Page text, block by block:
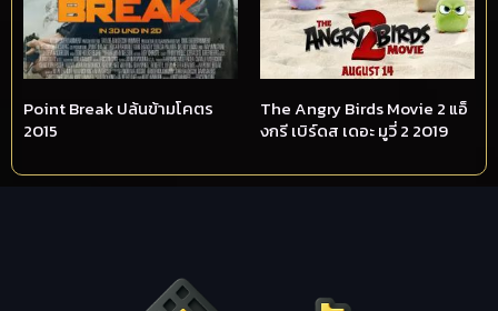
Point Break ปล้นข้ามโคตร
2015
The Angry Birds Movie 2 แอ็
งกรี เบิร์ดส เดอะ มูวี่ 2 2019